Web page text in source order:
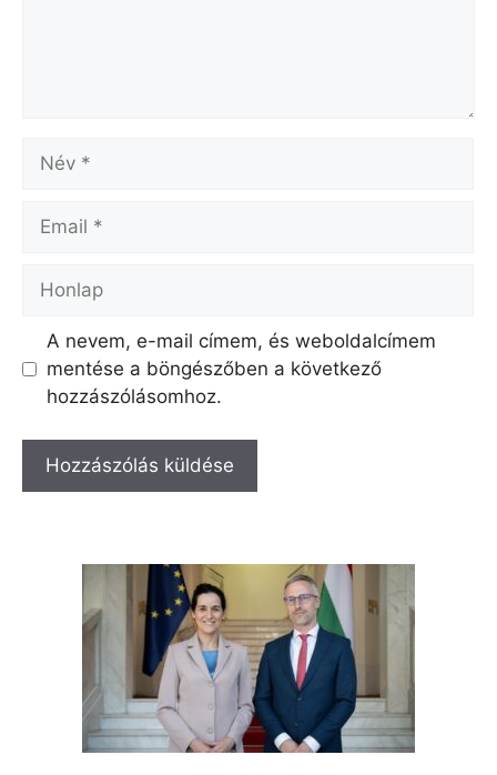
Név
Email
Honlap
A nevem, e-mail címem, és weboldalcímem
mentése a böngészőben a következő
hozzászólásomhoz.